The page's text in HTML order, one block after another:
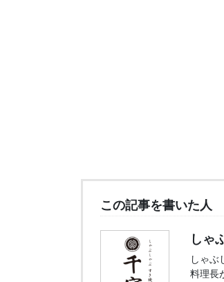
この記事を書いた人
しゃ
しゃぶ
料理長